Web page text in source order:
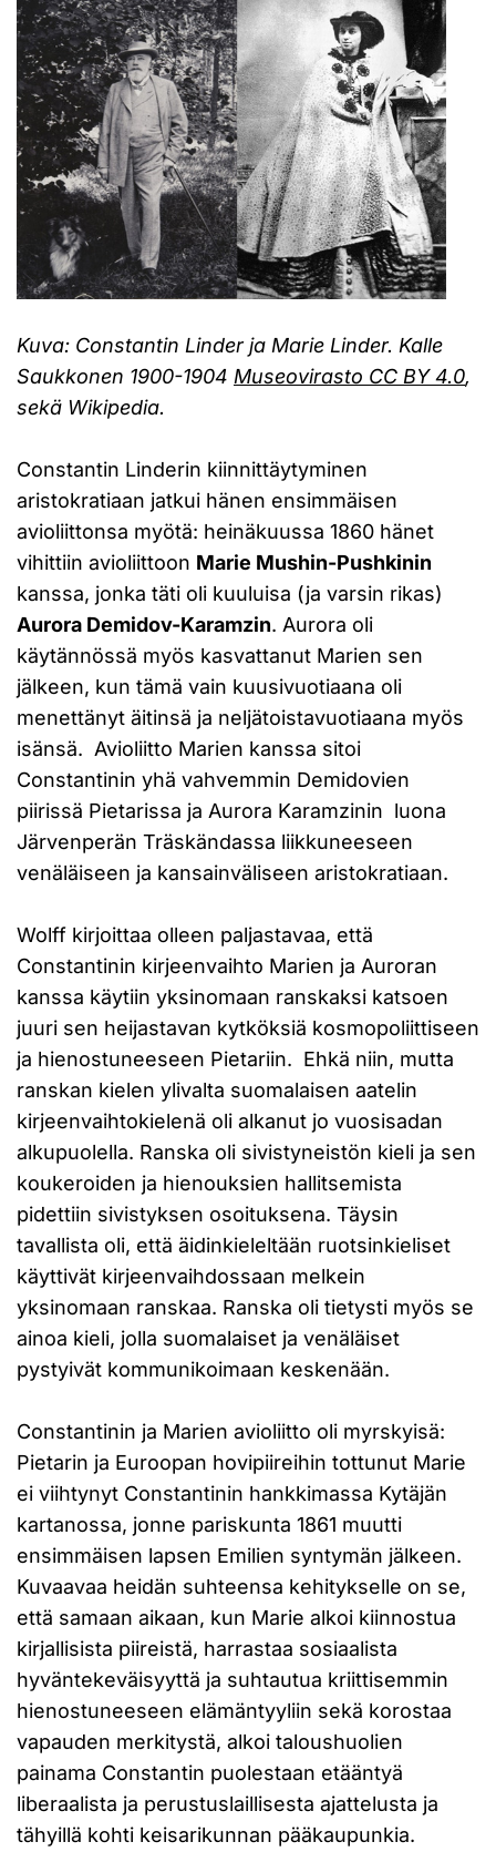
Kuva: Constantin Linder ja Marie Linder. Kalle
Saukkonen 1900-1904 Museovirasto CC BY 4.0,
sekä Wikipedia.
Constantin Linderin kiinnittäytyminen
aristokratiaan jatkui hänen ensimmäisen
avioliittonsa myötä: heinäkuussa 1860 hänet
vihittiin avioliittoon Marie Mushin-Pushkinin
kanssa, jonka täti oli kuuluisa (ja varsin rikas)
Aurora Demidov-Karamzin. Aurora oli
käytännössä myös kasvattanut Marien sen
jälkeen, kun tämä vain kuusivuotiaana oli
menettänyt äitinsä ja neljätoistavuotiaana myös
isänsä. Avioliitto Marien kanssa sitoi
Constantinin yhä vahvemmin Demidovien
piirissä Pietarissa ja Aurora Karamzinin luona
Järvenperän Träskändassa liikkuneeseen
venäläiseen ja kansainväliseen aristokratiaan.
Wolff kirjoittaa olleen paljastavaa, että
Constantinin kirjeenvaihto Marien ja Auroran
kanssa käytiin yksinomaan ranskaksi katsoen
juuri sen heijastavan kytköksiä kosmopoliittiseen
ja hienostuneeseen Pietariin. Ehkä niin, mutta
ranskan kielen ylivalta suomalaisen aatelin
kirjeenvaihtokielenä oli alkanut jo vuosisadan
alkupuolella. Ranska oli sivistyneistön kieli ja sen
koukeroiden ja hienouksien hallitsemista
pidettiin sivistyksen osoituksena. Täysin
tavallista oli, että äidinkieleltään ruotsinkieliset
käyttivät kirjeenvaihdossaan melkein
yksinomaan ranskaa. Ranska oli tietysti myös se
ainoa kieli, jolla suomalaiset ja venäläiset
pystyivät kommunikoimaan keskenään.
Constantinin ja Marien avioliitto oli myrskyisä:
Pietarin ja Euroopan hovipiireihin tottunut Marie
ei viihtynyt Constantinin hankkimassa Kytäjän
kartanossa, jonne pariskunta 1861 muutti
ensimmäisen lapsen Emilien syntymän jälkeen.
Kuvaavaa heidän suhteensa kehitykselle on se,
että samaan aikaan, kun Marie alkoi kiinnostua
kirjallisista piireistä, harrastaa sosiaalista
hyväntekeväisyyttä ja suhtautua kriittisemmin
hienostuneeseen elämäntyyliin sekä korostaa
vapauden merkitystä, alkoi taloushuolien
painama Constantin puolestaan etääntyä
liberaalista ja perustuslaillisesta ajattelusta ja
tähyillä kohti keisarikunnan pääkaupunkia.